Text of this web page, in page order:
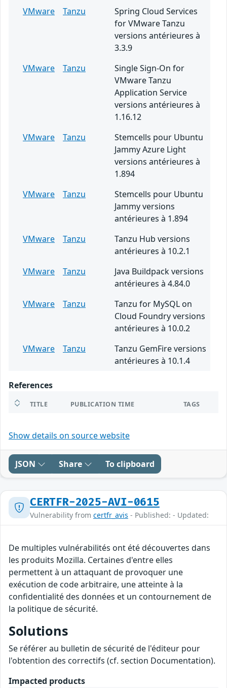
VMware Tanzu
Spring Cloud Services
for VMware Tanzu
versions antérieures à
3.3.9
VMware
Tanzu
Single Sign-On for
VMware Tanzu
Application Service
versions antérieures à
1.16.12
VMware
Tanzu
Stemcells pour Ubuntu
Jammy Azure Light
versions antérieures à
1.894
VMware
Tanzu
Stemcells pour Ubuntu
Jammy versions
antérieures à 1.894
VMware
Tanzu
Tanzu Hub versions
antérieures à 10.2.1
VMware
Tanzu
Java Buildpack versions
antérieures à 4.84.0
VMware
Tanzu
Tanzu for MySQL on
Cloud Foundry versions
antérieures à 10.0.2
VMware
Tanzu
Tanzu GemFire versions
antérieures à 10.1.4
References
TITLE PUBLICATION TIME TAGS
Show details on source website
JSON Share To clipboard
CERTFR-2025-AVI-0615
Vulnerability from certfr_avis - Published: - Updated:
De multiples vulnérabilités ont été découvertes dans
les produits Mozilla. Certaines d'entre elles
permettent à un attaquant de provoquer une
exécution de code arbitraire, une atteinte à la
confidentialité des données et un contournement de
la politique de sécurité.
Solutions
Se référer au bulletin de sécurité de l'éditeur pour
l'obtention des correctifs (cf. section Documentation).
Impacted products